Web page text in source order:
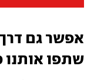
שתפו אותנו
אפשר גם